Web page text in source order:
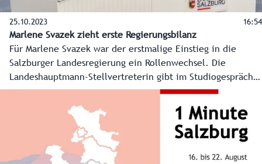
25.10.2023 16:54
Marlene Svazek zieht erste Regierungsbilanz
Für Marlene Svazek war der erstmalige Einstieg in die
Salzburger Landesregierung ein Rollenwechsel. Die
Landeshauptmann-Stellvertreterin gibt im Studiogespräch
einen Einblick, wie sie die vielfältigen Ressortbereiche
künftig angehen will und was in den ersten Monaten der
Regierungszeit schon gelungen ist.